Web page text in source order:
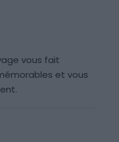
vous fait
et vous